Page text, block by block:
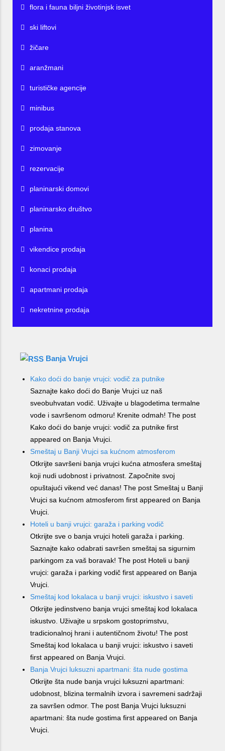
flora i fauna biljni životinjsk isvet
ski liftovi
žičare
aranžmani
turističke agencije
minibus
prodaja stanova
zimovanje
rezervacije
planinarski domovi
planinarsko društvo
planina
vikendice prodaja
konaci prodaja
apartmani prodaja
nekretnine prodaja
Banja Vrujci
Kako doći do banje vrujci: vodič za putnike
Saznajte kako doći do Banje Vrujci uz naš
sveobuhvatan vodič. Uživajte u blagodetima termalne
vode i savršenom odmoru! Krenite odmah! The post
Kako doći do banje vrujci: vodič za putnike first
appeared on Banja Vrujci.
Smeštaj u Banji Vrujci sa kućnom atmosferom
Otkrijte savršeni banja vrujci kućna atmosfera smeštaj
koji nudi udobnost i privatnost. Započnite svoj
opuštajući vikend već danas! The post Smeštaj u Banji
Vrujci sa kućnom atmosferom first appeared on Banja
Vrujci.
Hoteli u banji vrujci: garaža i parking vodič
Otkrijte sve o banja vrujci hoteli garaža i parking.
Saznajte kako odabrati savršen smeštaj sa sigurnim
parkingom za vaš boravak! The post Hoteli u banji
vrujci: garaža i parking vodič first appeared on Banja
Vrujci.
Smeštaj kod lokalaca u banji vrujci: iskustvo i saveti
Otkrijte jedinstveno banja vrujci smeštaj kod lokalaca
iskustvo. Uživajte u srpskom gostoprimstvu,
tradicionalnoj hrani i autentičnom životu! The post
Smeštaj kod lokalaca u banji vrujci: iskustvo i saveti
first appeared on Banja Vrujci.
Banja Vrujci luksuzni apartmani: šta nude gostima
Otkrijte šta nude banja vrujci luksuzni apartmani:
udobnost, blizina termalnih izvora i savremeni sadržaji
za savršen odmor. The post Banja Vrujci luksuzni
apartmani: šta nude gostima first appeared on Banja
Vrujci.